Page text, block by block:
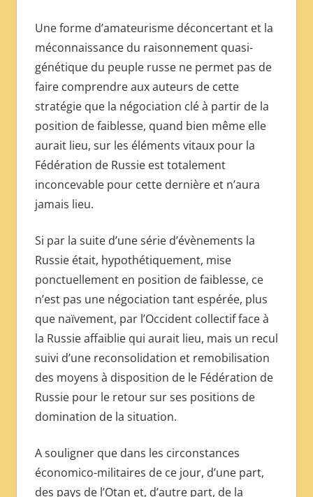
Une forme d’amateurisme déconcertant et la
méconnaissance du raisonnement quasi-
génétique du peuple russe ne permet pas de
faire comprendre aux auteurs de cette
stratégie que la négociation clé à partir de la
position de faiblesse, quand bien même elle
aurait lieu, sur les éléments vitaux pour la
Fédération de Russie est totalement
inconcevable pour cette dernière et n’aura
jamais lieu.
Si par la suite d’une série d’évènements la
Russie était, hypothétiquement, mise
ponctuellement en position de faiblesse, ce
n’est pas une négociation tant espérée, plus
que naïvement, par l’Occident collectif face à
la Russie affaiblie qui aurait lieu, mais un recul
suivi d’une reconsolidation et remobilisation
des moyens à disposition de le Fédération de
Russie pour le retour sur ses positions de
domination de la situation.
A souligner que dans les circonstances
économico-militaires de ce jour, d’une part,
des pays de l’Otan et, d’autre part, de la